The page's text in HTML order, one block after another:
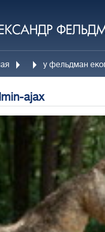
у фельдман
ajax